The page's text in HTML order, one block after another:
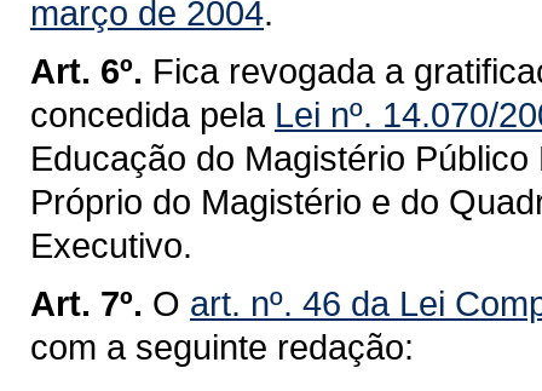
março de 2004.
Art. 6º. Fica revogada a
concedida pela Lei nº. 14.070/
Educação do Magistério
Próprio do Magistério e do
Executivo.
Art. 7º. O art. nº. 46 da Lei
com a seguinte redação: